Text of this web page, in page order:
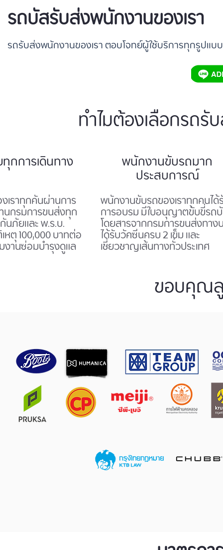
รถบัสรับส่งพนักงานของเรา
รถรับส่งพนักงานของเรา ตอบโจทย์ผู้ใช้บริการทุกรูปแบบ
ทำไมต้องเลือกรถรั
กการเดินทาง
เราทุกคันผ่านการ
กรมการขนส่งทุก
นภัยและ พ.ร.บ.
ตุ 100,000 บาทต่อ
านซ่อมบำรุงดูแล
พนักงานขับรถมาก
ประสบการณ์
พนักงานขับรถของเราทุกคนไ
การอบรม มีใบอนุญาตขับขี่รถ
โดยสารจากกรมการขนส่งทา
ได้รับวัคซีนครบ 2 เข็ม และ
เชี่ยวชาญเส้นทางทั่วประเทศ
ขอบคุณลู